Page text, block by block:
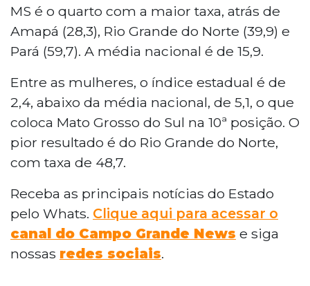
MS é o quarto com a maior taxa, atrás de
Amapá (28,3), Rio Grande do Norte (39,9) e
Pará (59,7). A média nacional é de 15,9.
Entre as mulheres, o índice estadual é de
2,4, abaixo da média nacional, de 5,1, o que
coloca Mato Grosso do Sul na 10ª posição. O
pior resultado é do Rio Grande do Norte,
com taxa de 48,7.
Receba as principais notícias do Estado
pelo Whats. Clique aqui para acessar o
canal do Campo Grande News e siga
nossas redes sociais.